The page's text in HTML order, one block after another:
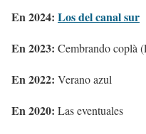
En 2024: Los del canal sur
En 2023: Cembrando coplà
En 2022: Verano azul
En 2020: Las eventuales